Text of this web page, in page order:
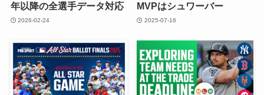
年以降の全選手データ対応
2026-02-24
MVPはシュワーバー
2025-07-16